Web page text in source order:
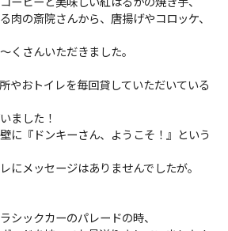
肉の斎院さんから、唐揚げやコロッケ、
くさんいただきました。
やおトイレを毎回貸していただいている
ました！
に『ドンキーさん、ようこそ！』という
にメッセージはありませんでしたが。
シックカーのパレードの時、